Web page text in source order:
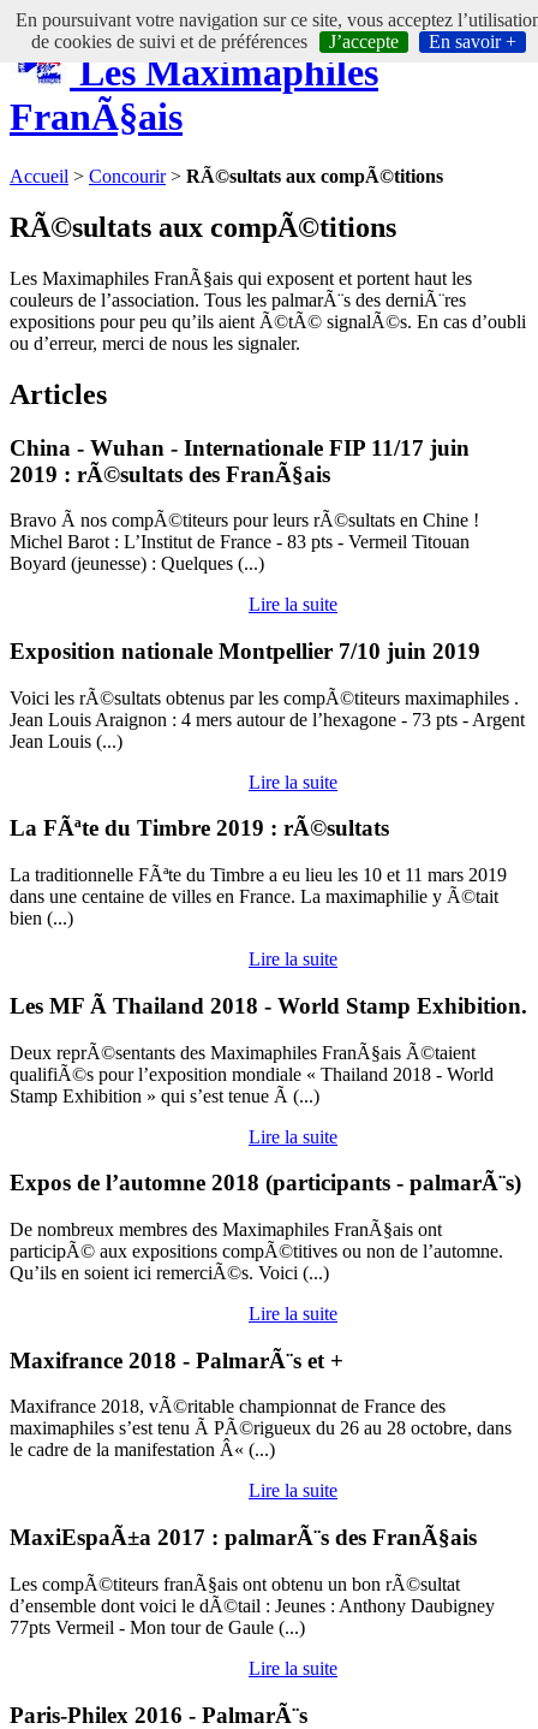
En poursuivant votre navigation sur ce site, vous acceptez
de cookies de suivi et de préférences
J’accepte En savoir +
Les Maximaphiles
FranÃ§ais
Accueil > Concourir> RÃ©sultats aux compÃ©titions
RÃ©sultats aux compÃ©titions
Les Maximaphiles FranÃ§ais qui exposent et portent haut les
couleurs de l’association. Tous les palmarÃ¨s des derniÃ¨res
expositions pour peu qu’ils aient Ã©tÃ© signalÃ©s. En cas d’oubli
ou d’erreur, merci de nous les signaler.
Articles
China - Wuhan - Internationale FIP 11/17 juin
2019 : rÃ©sultats des FranÃ§ais
Bravo Ã nos compÃ©titeurs pour leurs rÃ©sultats en Chine !
Michel Barot : L’Institut de France - 83 pts - Vermeil Titouan
Boyard (jeunesse) : Quelques (...)
Lire la suite
Exposition nationale Montpellier 7/10 juin 2019
Voici les rÃ©sultats obtenus par les compÃ©titeurs maximaphiles .
Jean Louis Araignon : 4 mers autour de l’hexagone - 73 pts - Argent
Jean Louis (...)
Lire la suite
La FÃªte du Timbre 2019 : rÃ©sultats
La traditionnelle FÃªte du Timbre a eu lieu les 10 et 11 mars 2019
dans une centaine de villes en France. La maximaphilie y Ã©tait
bien (...)
Lire la suite
Les MF Ã Thailand 2018 - World Stamp Exhibition.
Deux reprÃ©sentants des Maximaphiles FranÃ§ais Ã©taient
qualifiÃ©s pour l’exposition mondiale « Thailand 2018 - World
Stamp Exhibition » qui s’est tenue Ã (...)
Lire la suite
Expos de l’automne 2018 (participants - palmarÃ¨s)
De nombreux membres des Maximaphiles FranÃ§ais ont
participÃ© aux expositions compÃ©titives ou non de l’automne.
Qu’ils en soient ici remerciÃ©s. Voici (...)
Lire la suite
Maxifrance 2018 - PalmarÃ¨s et +
Maxifrance 2018, vÃ©ritable championnat de France des
maximaphiles s’est tenu Ã PÃ©rigueux du 26 au 28 octobre, dans
le cadre de la manifestation Â« (...)
Lire la suite
MaxiEspaÃ±a 2017 : palmarÃ¨s des FranÃ§ais
Les compÃ©titeurs franÃ§ais ont obtenu un bon rÃ©sultat
d’ensemble dont voici le dÃ©tail : Jeunes : Anthony Daubigney
77pts Vermeil - Mon tour de Gaule (...)
Lire la suite
Paris-Philex 2016 - PalmarÃ¨s